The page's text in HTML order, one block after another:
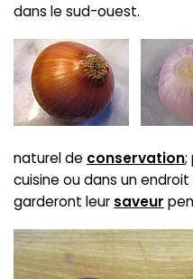
dans le sud-ouest.
naturel de conservation;
cuisine ou dans un
garderont leursaveur